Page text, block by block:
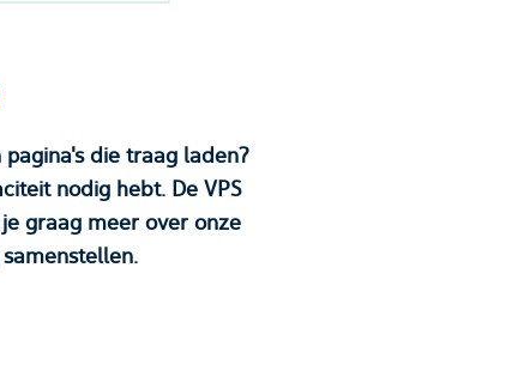
traag laden?
VPS
direct zelf je VPS hosting oplossing samenstellen.